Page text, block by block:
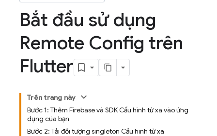
Bắt đầu sử dụng
Remote Config trên
Flutter
Trên trang này
Bước 1: Thêm Firebase và SDK Cấu hình từ xa vào ứng
dụng của bạn
Bước 2: Tải đối tượng singleton Cấu hình từ xa